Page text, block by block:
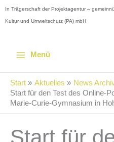
In Trägerschaft der Projektagentur –
Kultur und Umweltschutz (PA) mbH
Menü
Start Aktuelles
News
Start für den Test des Online-
Marie-Curie-Gymnasium in